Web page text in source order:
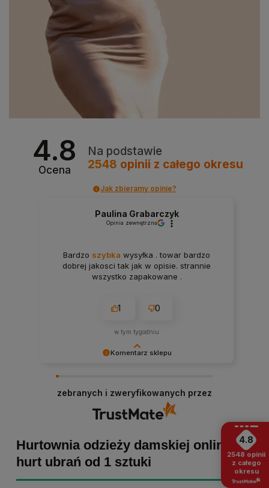
4.8
Ocena
Na podstawie
2548 opinii z całego okresu
Jak zbieramy opinie?
Komentarz sklepu
skrzydeł, dlatego tym bardziej cieszymy się, że
zakup przebiegł pomyślnie. Obiecujemy
utrzymać dobrą passę - zapraszamy ponownie! :)
Paulina Grabarczyk
Opinia zewnętrzna
Bardzo szybka wysyłka . towar bardzo
dobrej jakosci tak jak w opisie. strannie
wszystko zapakowane .
1 0
w tym tygodniu
zebranych i zweryfikowanych przez
Hurtownia odzieży damskiej online -
hurt ubrań od 1 sztuki
4.8
2548 opinii
z całego
okresu